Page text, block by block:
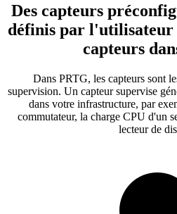
Des capteurs
définis par
capteurs
Dans PRTG, les capteurs sont
supervision. Un capteur supervise
dans votre infrastructure, par
commutateur, la charge CPU d'un
lecteur de